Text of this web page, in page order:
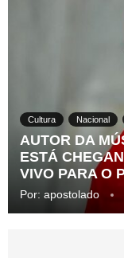
Cultura Nacional
AUTOR DA
ESTÁ
VIVO PARA O
Por: apostolado